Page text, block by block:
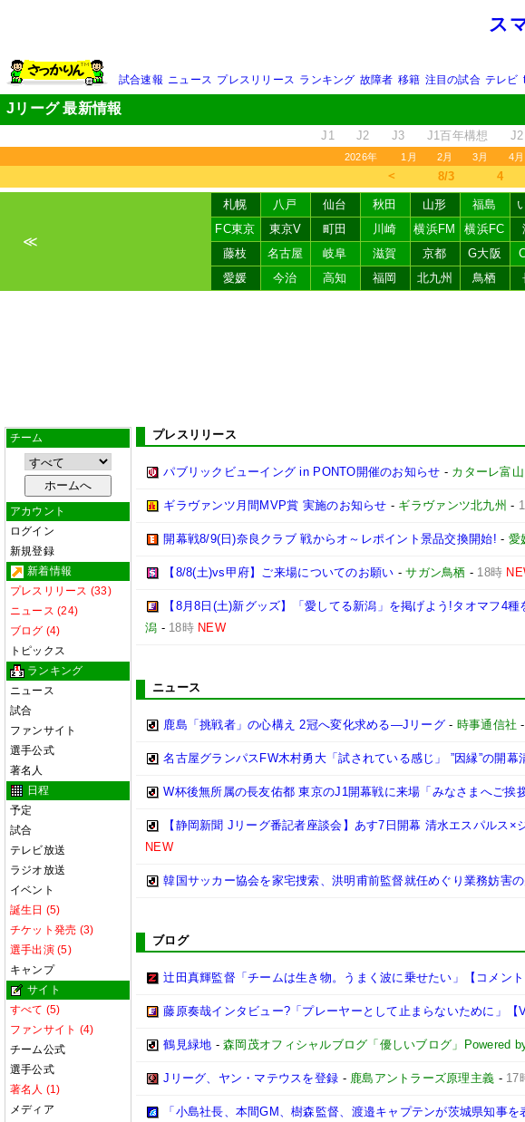
ス
試合速報 ニュース プレスリリース ランキング 故障者 移籍 注目の試合 テレビ
Jリーグ 最新情報
J1 J2 J3 J1百年構想
2026年 1月 2月 3月 4月
＜ 8/3 4
≪
札幌 八戸 仙台 秋田 山形 福島
FC東京
東京V 町田 川崎 横浜FM 横浜FC
藤枝
名古屋 岐阜 滋賀 京都 G大阪
愛媛
今治 高知 福岡 北九州 鳥栖
チーム
アカウント
ログイン
新規登録
新着情報
プレスリリース (33)
ニュース (24)
ブログ (4)
トピックス
ランキング
ニュース
試合
ファンサイト
選手公式
著名人
日程
予定
試合
テレビ放送
ラジオ放送
イベント
誕生日 (5)
チケット発売 (3)
選手出演 (5)
キャンプ
サイト
すべて (5)
ファンサイト (4)
チーム公式
選手公式
著名人 (1)
メディア
プレスリリース
パブリックビューイング in PONTO開催のお知らせ - カターレ富山
ギラヴァンツ月間MVP賞 実施のお知らせ - ギラヴァンツ北九州 -
開幕戦8/9(日)奈良クラブ 戦からオ～レポイント景品交換開始! - 愛
【8/8(土)vs甲府】ご来場についてのお願い -サガン鳥栖 - 18時
【8月8日(土)新グッズ】「愛してる新潟」を掲げよう!タオマフ4
潟 - 18時 NEW
ニュース
鹿島「挑戦者」の心構え 2冠へ変化求める―Jリーグ- 時事通信社 -
名古屋グランパスFW木村勇大「試されている感じ」 ”因縁”の開幕
W杯後無所属の長友佑都 東京のJ1開幕戦に来場「みなさまへご挨
【静岡新聞 Jリーグ番記者座談会】あす7日開幕 清水エスパルス
NEW
韓国サッカー協会を家宅捜索、洪明甫前監督就任めぐり業務妨害
ブログ
辻田真輝監督「チームは生き物。うまく波に乗せたい」【コメント
藤原奏哉インタビュー?「プレーヤーとして止まらないために」【
鶴見緑地 -森岡茂オフィシャルブログ「優しいブログ」Powered
Jリーグ、ヤン・マテウスを登録 - 鹿島アントラーズ原理主義 - 17
「小島社長、本間GM、樹森監督、渡邉キャプテンが茨城県知事